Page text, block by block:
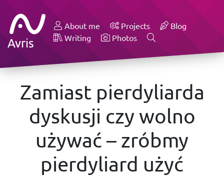
Avris
About me Projects
Blog
Writing
Photos
Zamiast pierdyliarda
dyskusji czy wolno
używać – zróbmy
pierdyliard użyć